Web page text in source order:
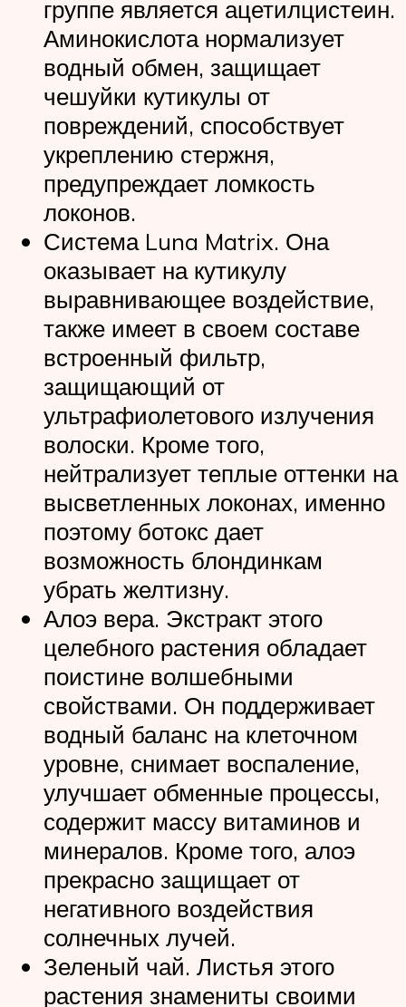
группе является ацетилцистеин.
Аминокислота нормализует
водный обмен, защищает
чешуйки кутикулы от
повреждений, способствует
укреплению стержня,
предупреждает ломкость
локонов.
Система Luna Matrix. Она
оказывает на кутикулу
выравнивающее воздействие,
также имеет в своем составе
встроенный фильтр,
защищающий от
ультрафиолетового излучения
волоски. Кроме того,
нейтрализует теплые оттенки на
высветленных локонах, именно
поэтому ботокс дает
возможность блондинкам
убрать желтизну.
Алоэ вера. Экстракт этого
целебного растения обладает
поистине волшебными
свойствами. Он поддерживает
водный баланс на клеточном
уровне, снимает воспаление,
улучшает обменные процессы,
содержит массу витаминов и
минералов. Кроме того, алоэ
прекрасно защищает от
негативного воздействия
солнечных лучей.
Зеленый чай. Листья этого
растения знамениты своими